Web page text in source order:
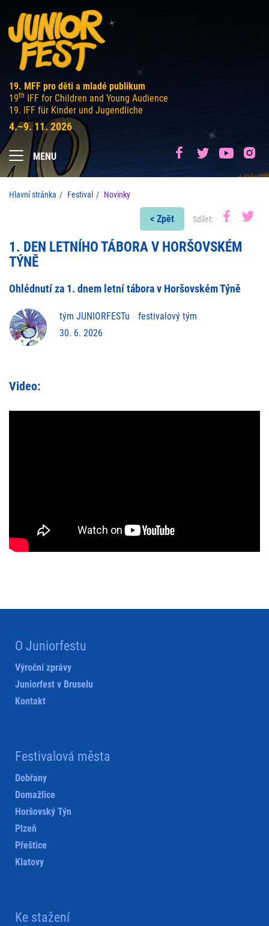
19. MFF pro děti a mladé publikum
19th IFF for Children and Young Audience
19. IFF für Kinder und Jugendliche
4.–9. 11. 2026
MENU
Hlavní stránka Festival Novinky
< Zpět Sdílet:
1. DEN LETNÍHO TÁBORA V HORŠOVSKÉM
TÝNĚ
Ohlédnutí za 1. dnem letní tábora v Horšovském Týně
tým JUNIORFESTu
festivalový tým
30. 6. 2026
Video:
O Juniorfestu
Výroční zprávy
Juniorfest v Bruselu
Kontakt
Festivalová města
Dobřany
Domažlice
Horšovský Týn
Plzeň
Přeštice
Klatovy
Ke stažení